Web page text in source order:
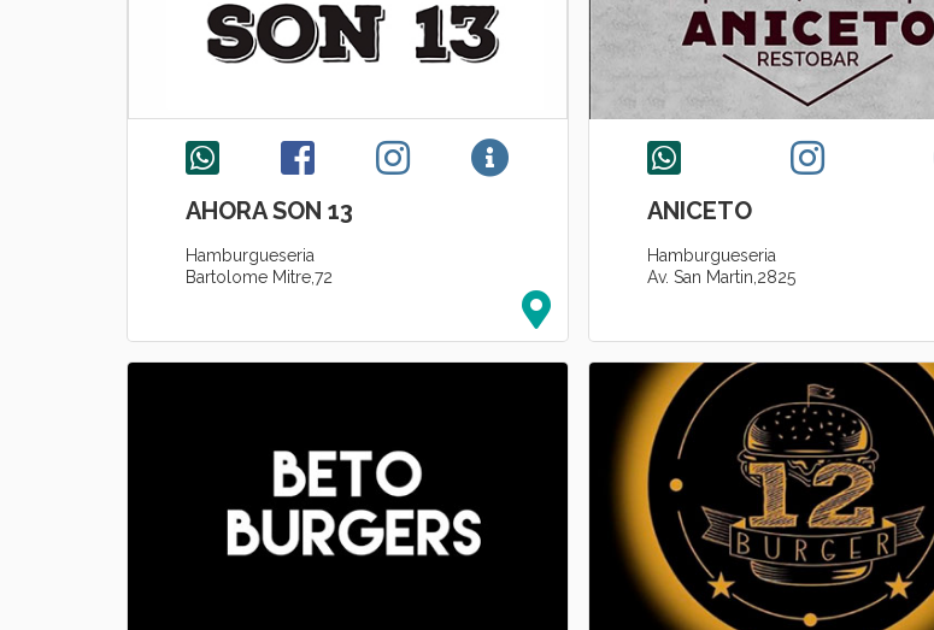
AHORA SON 13
Hamburgueseria
Bartolome Mitre,72
ANICETO
Hamburgueseria
Av. San Martin,2825